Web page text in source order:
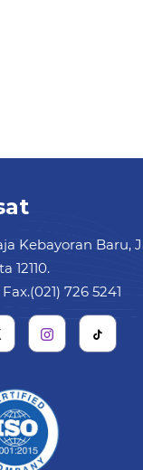
Kebayoran Baru,
12110.
726 5241